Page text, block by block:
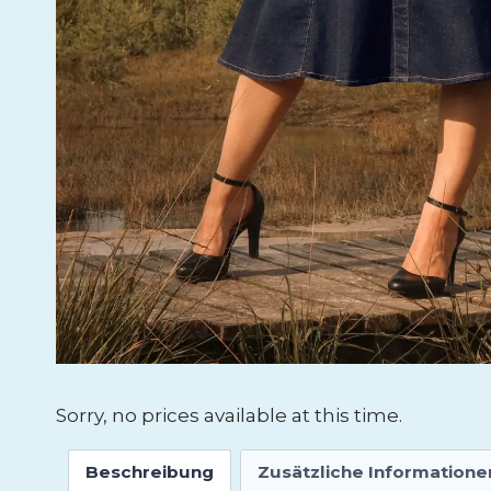
Sorry, no prices available at this time.
Beschreibung Zusätzliche